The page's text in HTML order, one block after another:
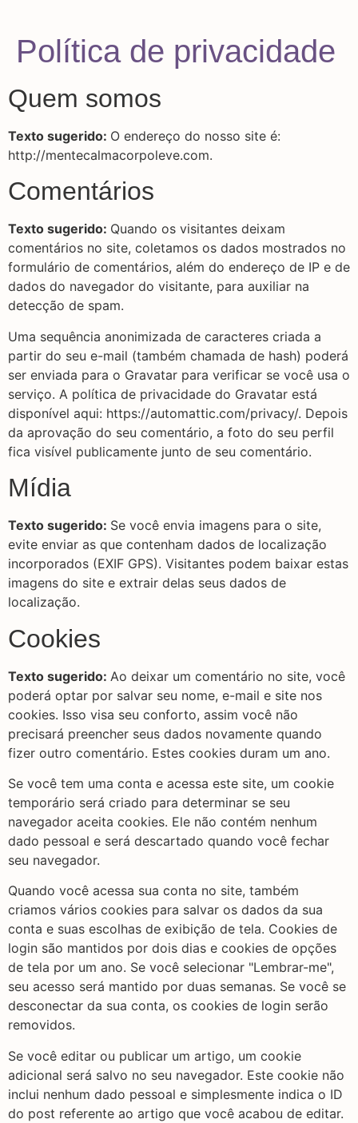
Política de privacidade
Quem somos
Texto sugerido: O endereço do nosso site é:
http://mentecalmacorpoleve.com.
Comentários
Texto sugerido: Quando os visitantes deixam
comentários no site, coletamos os dados mostrados no
formulário de comentários, além do endereço de IP e de
dados do navegador do visitante, para auxiliar na
detecção de spam.
Uma sequência anonimizada de caracteres criada a
partir do seu e-mail (também chamada de hash) poderá
ser enviada para o Gravatar para verificar se você usa o
serviço. A política de privacidade do Gravatar está
disponível aqui: https://automattic.com/privacy/. Depois
da aprovação do seu comentário, a foto do seu perfil
fica visível publicamente junto de seu comentário.
Mídia
Texto sugerido: Se você envia imagens para o site,
evite enviar as que contenham dados de localização
incorporados (EXIF GPS). Visitantes podem baixar estas
imagens do site e extrair delas seus dados de
localização.
Cookies
Texto sugerido: Ao deixar um comentário no site, você
poderá optar por salvar seu nome, e-mail e site nos
cookies. Isso visa seu conforto, assim você não
precisará preencher seus dados novamente quando
fizer outro comentário. Estes cookies duram um ano.
Se você tem uma conta e acessa este site, um cookie
temporário será criado para determinar se seu
navegador aceita cookies. Ele não contém nenhum
dado pessoal e será descartado quando você fechar
seu navegador.
Quando você acessa sua conta no site, também
criamos vários cookies para salvar os dados da sua
conta e suas escolhas de exibição de tela. Cookies de
login são mantidos por dois dias e cookies de opções
de tela por um ano. Se você selecionar "Lembrar-me",
seu acesso será mantido por duas semanas. Se você se
desconectar da sua conta, os cookies de login serão
removidos.
Se você editar ou publicar um artigo, um cookie
adicional será salvo no seu navegador. Este cookie não
inclui nenhum dado pessoal e simplesmente indica o ID
do post referente ao artigo que você acabou de editar.